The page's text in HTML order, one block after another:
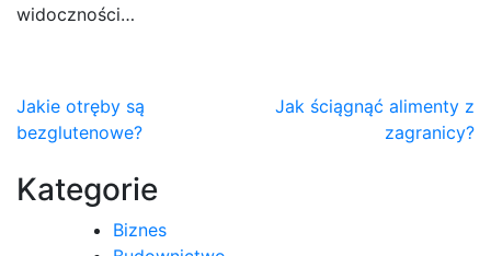
widoczności…
Nawigacja
wpisu
Jakie otręby są
bezglutenowe?
Jak ściągnąć alimenty z
zagranicy?
Kategorie
Biznes